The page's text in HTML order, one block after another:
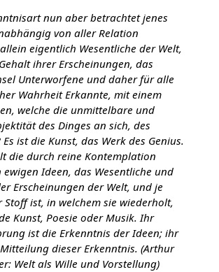
nun aber betrachtet jenes
von aller Relation
eigentlich Wesentliche der Welt,
ihrer Erscheinungen, das
Unterworfene und daher für alle
Wahrheit Erkannte, mit einem
welche die unmittelbare und
des Dinges an sich, des
ist die Kunst, das Werk des Genius.
die durch reine Kontemplation
Ideen, das Wesentliche und
Erscheinungen der Welt, und je
Stoff ist, in welchem sie wiederholt,
Kunst, Poesie oder Musik. Ihr
ist die Erkenntnis der Ideen; ihr
dieser Erkenntnis. (Arthur
Welt als Wille und Vorstellung)